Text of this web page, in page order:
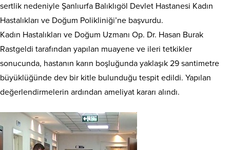
sertlik nedeniyle Şanlıurfa Balıklıgöl Devlet Hastanesi Kadın
Hastalıkları ve Doğum Polikliniği’ne başvurdu.
Kadın Hastalıkları ve Doğum Uzmanı Op. Dr. Hasan Burak
Rastgeldi tarafından yapılan muayene ve ileri tetkikler
sonucunda, hastanın karın boşluğunda yaklaşık 29 santimetre
büyüklüğünde dev bir kitle bulunduğu tespit edildi. Yapılan
değerlendirmelerin ardından ameliyat kararı alındı.